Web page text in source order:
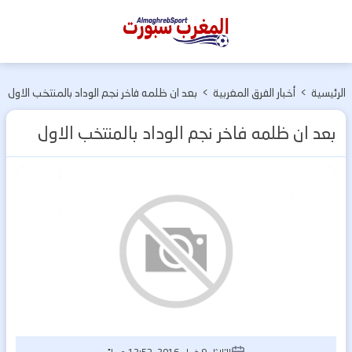
المغرب
الرئيسية > أخبار الفرق المغربية > بعد ان ظلمه فاخر نجم الوداد بالمنتخب الاول
بعد ان ظلمه فاخر نجم الوداد بالمنتخب الاول